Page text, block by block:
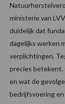
ministerie van
duidelijk dat
dagelijks werken
verplichtingen.
precies betekent.
en wat de
bedrijfsvoering